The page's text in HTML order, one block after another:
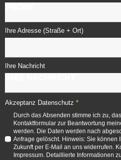
Ihre Adresse (Straße + Ort)
Ihre Nachricht
Akzeptanz Datenschutz *
Durch das Absenden stimme ich zu,
Kontaktformular zur Beantwortung
werden. Die Daten werden nach
Anfrage gelöscht. Hinweis: Sie können
Zukunft per E-Mail an uns widerrufen.
Impressum. Detaillierte Informationen